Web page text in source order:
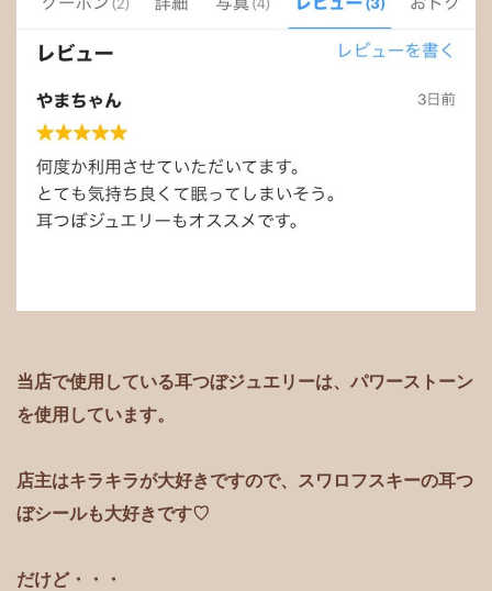
当店で使用している耳つぼジュエリーは、パワーストーン
を使用しています。
店主はキラキラが大好きですので、スワロフスキーの耳つ
ぼシールも大好きです♡
だけど・・・